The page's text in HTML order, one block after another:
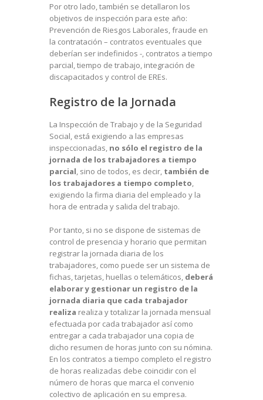
Por otro lado, también se detallaron los
objetivos de inspección para este año:
Prevención de Riesgos Laborales, fraude en
la contratación – contratos eventuales que
deberían ser indefinidos -, contratos a tiempo
parcial, tiempo de trabajo, integración de
discapacitados y control de EREs.
Registro de la Jornada
La Inspección de Trabajo y de la Seguridad
Social, está exigiendo a las empresas
inspeccionadas, no sólo el registro de la
jornada de los trabajadores a tiempo
parcial, sino de todos, es decir, también de
los trabajadores a tiempo completo,
exigiendo la firma diaria del empleado y la
hora de entrada y salida del trabajo.
Por tanto, si no se dispone de sistemas de
control de presencia y horario que permitan
registrar la jornada diaria de los
trabajadores, como puede ser un sistema de
fichas, tarjetas, huellas o telemáticos, deberá
elaborar y gestionar un registro de la
jornada diaria que cada trabajador
realiza realiza y totalizar la jornada mensual
efectuada por cada trabajador así como
entregar a cada trabajador una copia de
dicho resumen de horas junto con su nómina.
En los contratos a tiempo completo el registro
de horas realizadas debe coincidir con el
número de horas que marca el convenio
colectivo de aplicación en su empresa.